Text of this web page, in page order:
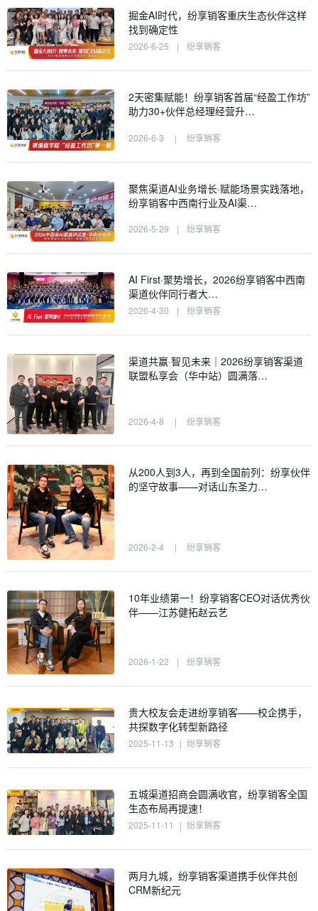
掘金AI时代，纷享销客重庆生态伙伴这样
找到确定性
2026-6-25 | 纷享销客
2天密集赋能！纷享销客首届“经盈工作坊”
助力30+伙伴总经理经营升…
2026-6-3 | 纷享销客
聚焦渠道AI业务增长·赋能场景实践落地，
纷享销客中西南行业及AI渠…
2026-5-29 | 纷享销客
AI First·聚势增长，2026纷享销客中西南
渠道伙伴同行者大…
2026-4-30 | 纷享销客
渠道共赢·智见未来｜2026纷享销客渠道
联盟私享会（华中站）圆满落…
2026-4-8 | 纷享销客
从200人到3人，再到全国前列：纷享伙伴
的坚守故事——对话山东圣力…
2026-2-4 | 纷享销客
10年业绩第一！纷享销客CEO对话优秀伙
伴——江苏健拓赵云艺
2026-1-22 | 纷享销客
贵大校友会走进纷享销客——校企携手，
共探数字化转型新路径
2025-11-13 | 纷享销客
五城渠道招商会圆满收官，纷享销客全国
生态布局再提速！
2025-11-11 | 纷享销客
两月九城，纷享销客渠道携手伙伴共创
CRM新纪元